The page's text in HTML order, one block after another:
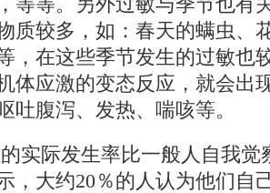
质较多，如：春天的螨虫、
，在这些季节发生的过敏也
体应激的变态反应，就会出
吐腹泻、发热、喘咳等。
实际发生率比一般人自我觉
，大约20％的人认为他们自